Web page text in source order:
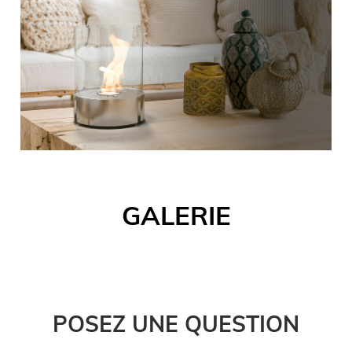
GALERIE
POSEZ UNE QUESTION